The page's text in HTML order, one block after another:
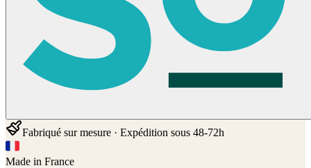
Fabriqué sur mesure · Expédition sous 48-72h
Made in France